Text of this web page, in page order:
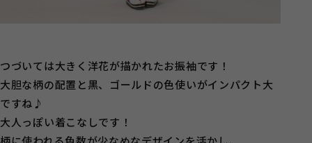
つづいては大きく洋花が描かれたお振袖です！
大胆な柄の配置と黒、ゴールドの色使いがインパクト大
ですね♪
大人っぽい着こなしです！